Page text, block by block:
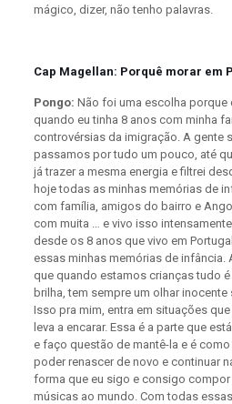
mágico, dizer, não tenho palavras.
Cap Magellan: Porquê morar em
Pongo: Não foi uma escolha porque
quando eu tinha 8 anos com minha
controvérsias da imigração. A gente
passamos por tudo um pouco, até
já trazer a mesma energia e filtrei
hoje todas as minhas memórias de
com família, amigos do bairro e
com muita … e vivo isso
desde os 8 anos que vivo em
essas minhas memórias de infância.
que quando estamos crianças tudo
brilha, tem sempre um olhar
Isso pra mim, entra em situações
leva a encarar. Essa é a parte que
e faço questão de mantê-la e é
poder renascer de novo e continuar
forma que eu sigo e consigo compor
músicas ao mundo. Com todas